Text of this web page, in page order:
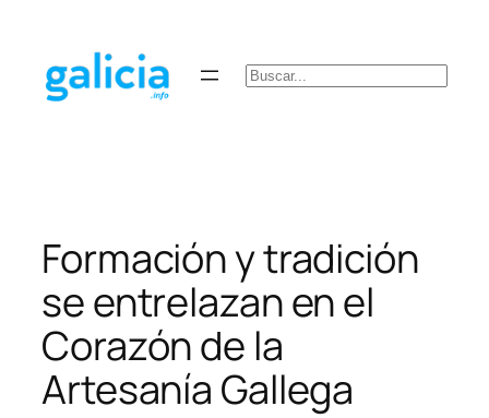
contenido
Buscar
Formación y tradición
se entrelazan en el
Corazón de la
Artesanía Gallega